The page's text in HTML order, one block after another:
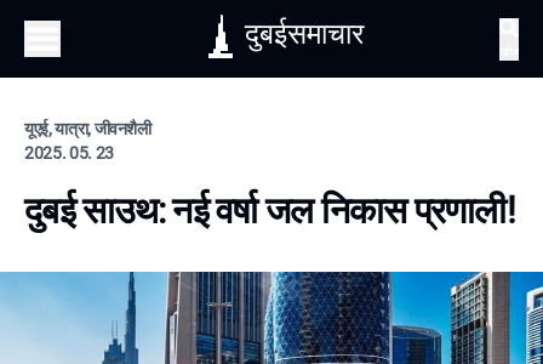
दुबईसमाचार
यूएई, यात्रा, जीवनशैली
2025. 05. 23
दुबई साउथ: नई वर्षा जल निकास प्रणाली!